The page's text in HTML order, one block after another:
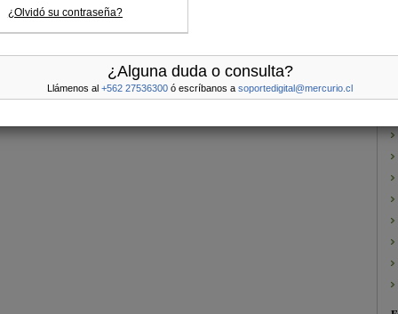
que se debería traducir en 65 mil toneladas.
¿Olvidó su contraseña?
¿Alguna duda o consulta?
Llámenos al +562 27536300 ó escríbanos a soportedigital@mercurio.cl